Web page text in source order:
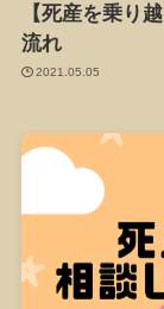
【死産を乗り
流れ
2021.05.05